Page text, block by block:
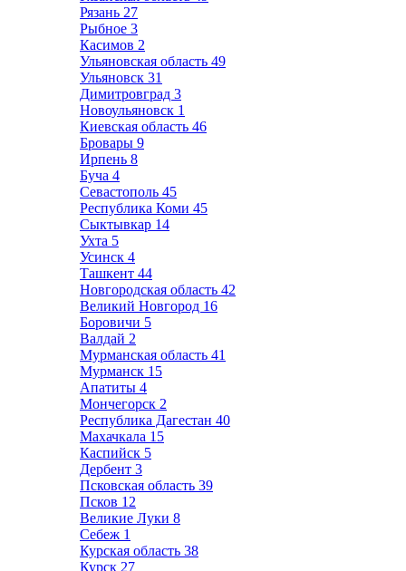
Рязань 27
Рыбное 3
Касимов 2
Ульяновская область 49
Ульяновск 31
Димитровград 3
Новоульяновск 1
Киевская область 46
Бровары 9
Ирпень 8
Буча 4
Севастополь 45
Республика Коми 45
Сыктывкар 14
Ухта 5
Усинск 4
Ташкент 44
Новгородская область 42
Великий Новгород 16
Боровичи 5
Валдай 2
Мурманская область 41
Мурманск 15
Апатиты 4
Мончегорск 2
Республика Дагестан 40
Махачкала 15
Каспийск 5
Дербент 3
Псковская область 39
Псков 12
Великие Луки 8
Себеж 1
Курская область 38
Курск 27